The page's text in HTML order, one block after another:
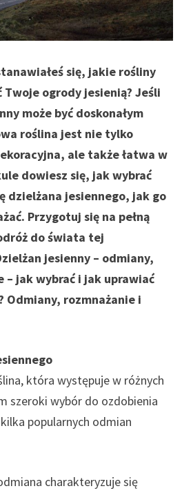
się, jakie rośliny
Twoje ogrody jesienią? Jeśli
może być doskonałym
roślina jest nie tylko
ale także łatwa w
dowiesz się, jak wybrać
dzielżana jesiennego, jak go
Przygotuj się na pełną
do świata tej
jesienny – odmiany,
– jak wybrać i jak uprawiać
Odmiany, rozmnażanie i
która występuje w różnych
szeroki wybór do ozdobienia
popularnych odmian
charakteryzuje się